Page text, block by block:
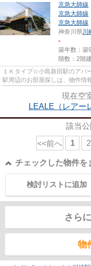
京急大師線
京急大師線
京急大師線
神奈川県川
-
築年数：築
階数：2階建
１Ｋタイプ☆小島新田駅のアパ
駅周辺のお部屋探しは、物件情
現在空
LEALE（レアー
該当
<<前へ 1 2
チェックした物件を
検討リストに追加
さら
物